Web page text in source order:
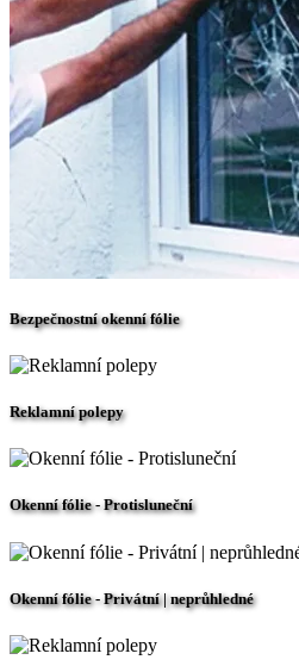
Bezpečnostní okenní fólie
Reklamní polepy
Okenní fólie - Protisluneční
Okenní fólie - Privátní | neprůhledné